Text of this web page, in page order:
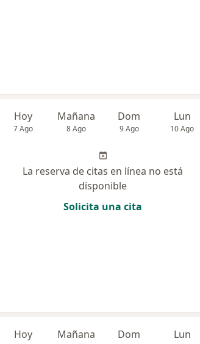
Hoy
7 Ago
Mañana
8 Ago
Dom
9 Ago
Lun
10 Ago
La reserva de citas en línea no está
disponible
Solicita una cita
Hoy Mañana Dom Lun